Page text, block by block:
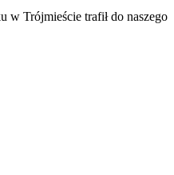
w Trójmieście trafił do naszego